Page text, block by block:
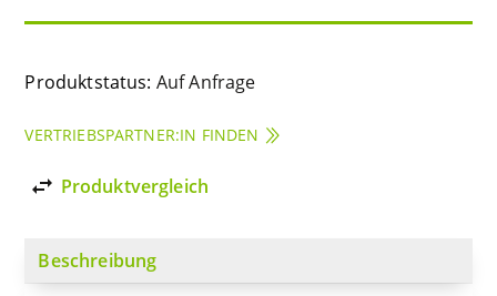
Produktstatus: Auf Anfrage
VERTRIEBSPARTNER:IN FINDEN
import_export Produktvergleich
Beschreibung